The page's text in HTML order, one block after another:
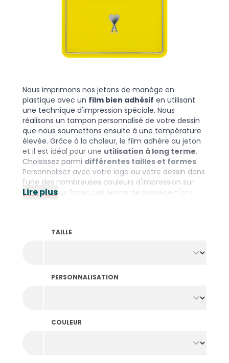
Nous imprimons nos jetons de manège en
plastique avec un film bien adhésif en utilisant
une technique d'impression spéciale. Nous
réalisons un tampon personnalisé de votre dessin
que nous soumettons ensuite à une température
élevée. Grâce à la chaleur, le film adhère au jeton
et il est idéal pour une utilisation à long terme.
Choisissez parmi différentes tailles et formes.
Personnalisez avec votre logo ou votre dessin dans
l'une des nombreuses couleurs d'impression sur
une ou deux faces. Les jetons de manège n'ont
Lire plus
TAILLE
PERSONNALISATION
COULEUR